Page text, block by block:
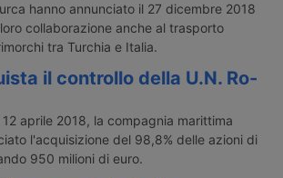
hanno annunciato il 27 dicembre 2018
collaborazione anche al trasporto
tra Turchia e Italia.
il controllo della U.N. Ro-
12 aprile 2018, la compagnia marittima
l'acquisizione del 98,8% delle azioni di
950 milioni di euro.